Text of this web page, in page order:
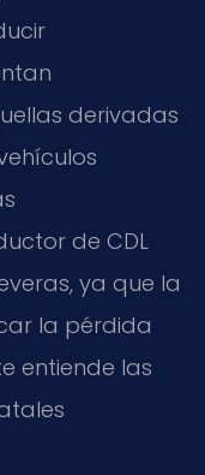
derivadas
de CDL
ya que la
la pérdida
entiende las